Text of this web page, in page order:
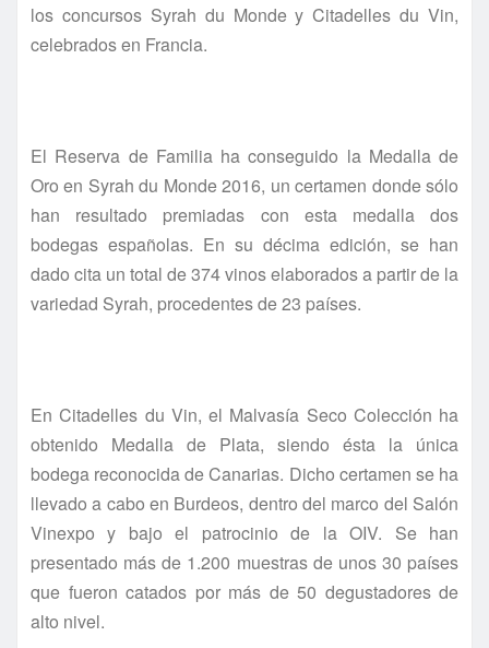
los concursos Syrah du Monde y Citadelles du Vin,
celebrados en Francia.
El Reserva de Familia ha conseguido la Medalla de
Oro en Syrah du Monde 2016, un certamen donde sólo
han resultado premiadas con esta medalla dos
bodegas españolas. En su décima edición, se han
dado cita un total de 374 vinos elaborados a partir de la
variedad Syrah, procedentes de 23 países.
En Citadelles du Vin, el Malvasía Seco Colección ha
obtenido Medalla de Plata, siendo ésta la única
bodega reconocida de Canarias. Dicho certamen se ha
llevado a cabo en Burdeos, dentro del marco del Salón
Vinexpo y bajo el patrocinio de la OIV. Se han
presentado más de 1.200 muestras de unos 30 países
que fueron catados por más de 50 degustadores de
alto nivel.